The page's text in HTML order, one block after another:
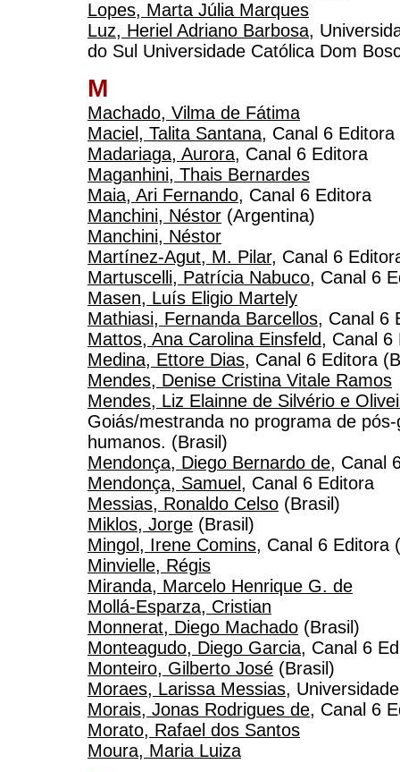
Lopes, Marta Júlia Marques
Luz, Heriel Adriano Barbosa,
do Sul Universidade Católica Dom
M
Machado, Vilma de Fátima
Maciel, Talita Santana, Canal 6 Editora
Madariaga, Aurora, Canal 6 Editora
Maganhini, Thais Bernardes
Maia, Ari Fernando, Canal 6 Editora
Manchini, Néstor (Argentina)
Manchini, Néstor
Martínez-Agut, M. Pilar, Canal 6
Martuscelli, Patrícia Nabuco, Canal 6
Masen, Luís Eligio Martely
Mathiasi, Fernanda Barcellos, Canal 6
Mattos, Ana Carolina Einsfeld, Canal 6
Medina, Ettore Dias, Canal 6 Editora
Mendes, Denise Cristina Vitale Ramos
Mendes, Liz Elainne de Silvério e
Goiás/mestranda no programa de
humanos. (Brasil)
Mendonça, Diego Bernardo de, Canal
Mendonça, Samuel , Canal 6 Editora
Messias, Ronaldo Celso (Brasil)
Miklos, Jorge (Brasil)
Mingol, Irene Comins, Canal 6 Editora
Minvielle, Régis
Miranda, Marcelo Henrique G. de
Mollá-Esparza, Cristian
Monnerat, Diego Machado (Brasil)
Monteagudo, Diego Garcia, Canal 6
Monteiro, Gilberto José (Brasil)
Moraes, Larissa Messias,
Morais, Jonas Rodrigues de, Canal 6
Morato, Rafael dos Santos
Moura, Maria Luiza